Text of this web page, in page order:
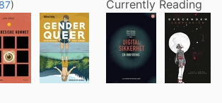
) Currently Reading